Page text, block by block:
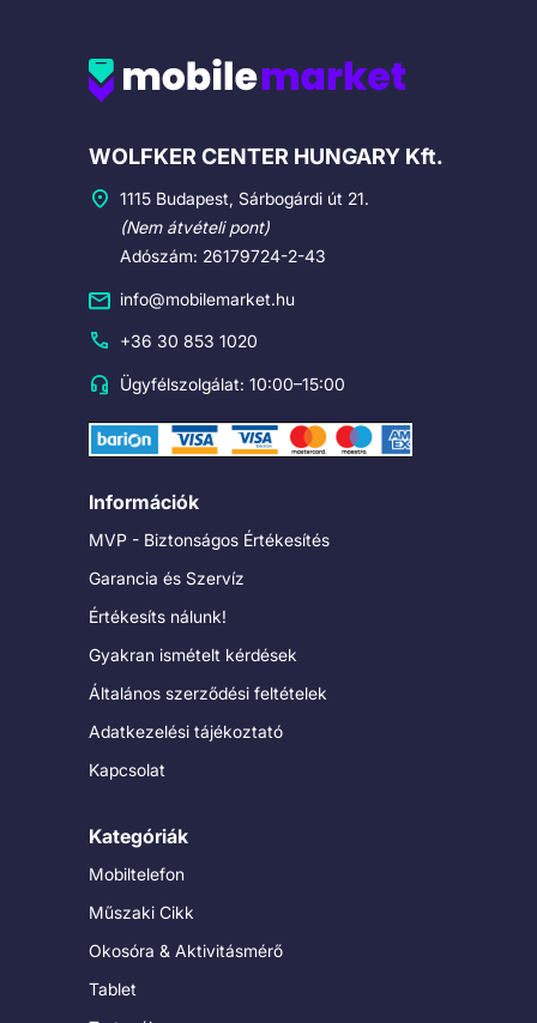
Cégadatok
WOLFKER CENTER HUNGARY Kft.
1115 Budapest, Sárbogárdi út 21.
(Nem átvételi pont)
Adószám: 26179724-2-43
info@mobilemarket.hu
+36 30 853 1020
Ügyfélszolgálat: 10:00–15:00
Információk
MVP - Biztonságos Értékesítés
Garancia és Szervíz
Értékesíts nálunk!
Gyakran ismételt kérdések
Általános szerződési feltételek
Adatkezelési tájékoztató
Kapcsolat
Kategóriák
Mobiltelefon
Műszaki Cikk
Okosóra & Aktivitásmérő
Tablet